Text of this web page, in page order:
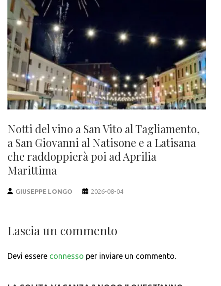
Notti del vino a San Vito al Tagliamento,
a San Giovanni al Natisone e a Latisana
che raddoppierà poi ad Aprilia
Marittima
GIUSEPPE LONGO 2026-08-04
Lascia un commento
Devi essere connesso per inviare un commento.